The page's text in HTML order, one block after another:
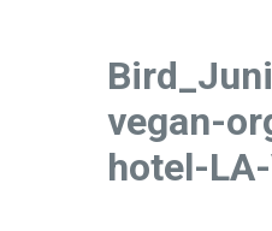
vegan-
hotel-